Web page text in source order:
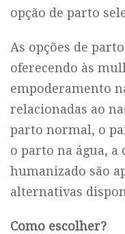
opção de parto
As opções de
oferecendo às
empoderamento
relacionadas ao
parto normal, o
o parto na água, a
humanizado são
alternativas
Como escolher?